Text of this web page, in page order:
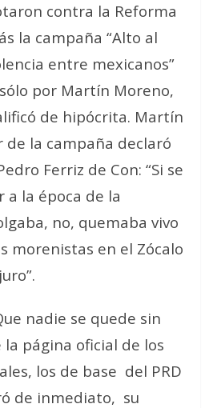
contra la Reforma
la campaña “Alto al
entre mexicanos”
por Martín Moreno,
de hipócrita. Martín
de la campaña declaró
Ferriz de Con: “Si se
a la época de la
no, quemaba vivo
morenistas en el Zócalo
nadie se quede sin
página oficial de los
los de base del PRD
de inmediato, su